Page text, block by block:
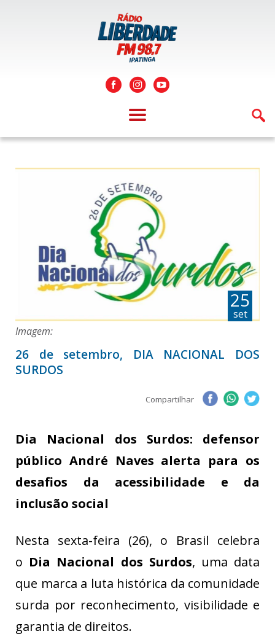
25
set
Imagem:
26 de setembro, DIA NACIONAL DOS
SURDOS
Compartilhar
Dia Nacional dos Surdos: defensor
público André Naves alerta para os
desafios da acessibilidade e da
inclusão social
Nesta sexta-feira (26), o Brasil celebra
o Dia Nacional dos Surdos, uma data
que marca a luta histórica da comunidade
surda por reconhecimento, visibilidade e
garantia de direitos.